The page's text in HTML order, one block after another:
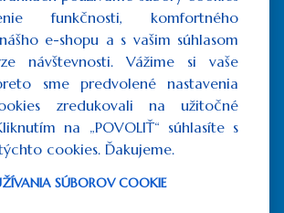
funkčnosti, komfortného
e-shopu a s vašim súhlasom
návštevnosti. Vážime si vaše
sme predvolené nastavenia
zredukovali na užitočné
na „POVOLIŤ“ súhlasíte s
cookies. Ďakujeme.
SÚBOROV COOKIE